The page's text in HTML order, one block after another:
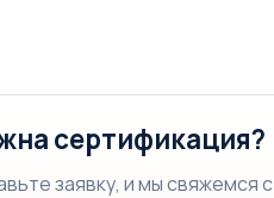
сертификация?
заявку, и мы свяжемся с